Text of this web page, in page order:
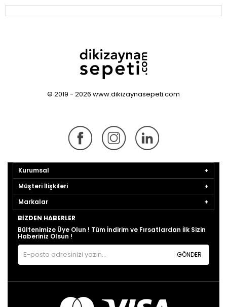
© 2019 - 2026 www.dikizaynasepeti.com
Kurumsal
Müşteri İlişkileri
Markalar
BIZDEN HABERLER
Bültenimize Üye Olun ! Tüm İndirim ve Fırsatlardan İlk Sizin
Haberiniz Olsun !
GÖNDER